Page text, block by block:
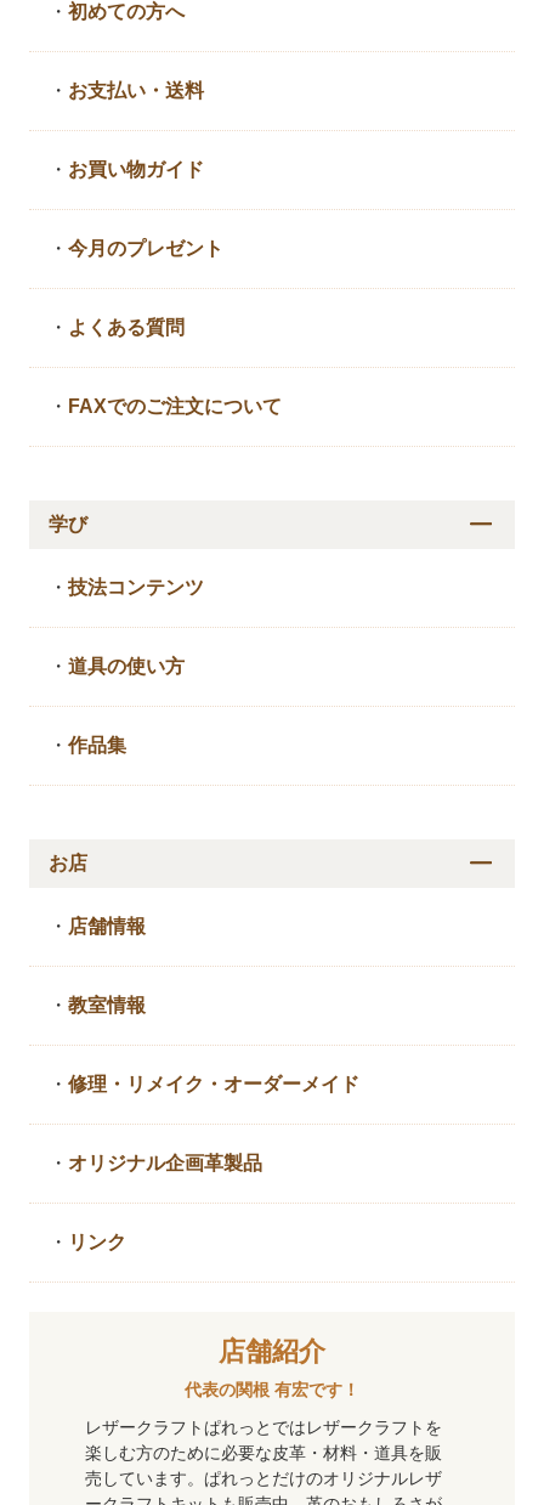
・初めての方へ
・ お支払い・送料
・ お買い物ガイド
・今月のプレゼント
・ よくある質問
・ FAXでのご注文について
学び
・技法コンテンツ
・道具の使い方
・作品集
お店
・ 店舗情報
・教室情報
・修理・リメイク・ オーダーメイド
・ オリジナル企画革製品
・ リンク
店舗紹介
代表の関根 有宏です！
レザークラフトぱれっとではレザークラフトを
楽しむ方のために必要な皮革・材料・道具を販
売しています。ぱれっとだけのオリジナルレザ